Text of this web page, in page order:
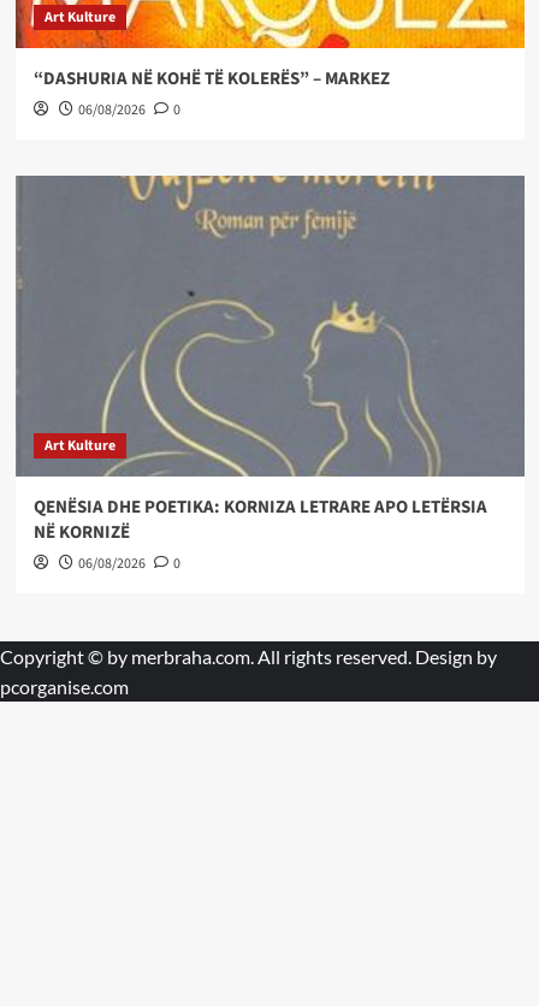
Art Kulture
“DASHURIA NË KOHË TË KOLERËS” – MARKEZ
06/08/2026 0
Art Kulture
QENËSIA DHE POETIKA: KORNIZA LETRARE APO LETËRSIA
NË KORNIZË
06/08/2026 0
Copyright © by merbraha.com. All rights reserved. Design by
pcorganise.com